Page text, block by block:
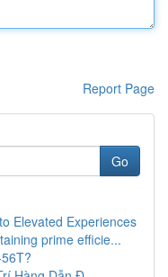
Report Page
Go
Elevated Experiences
prime efficie...